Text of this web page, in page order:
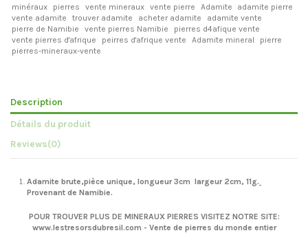
minéraux pierres vente mineraux vente pierre Adamite
adamite pierre
vente adamite
trouver adamite acheter adamite
adamite vente
pierre de Namibie
vente pierres Namibie
pierres d4afique vente
vente pierres d'afrique
peirres d'afrique vente Adamite mineral
pierre
pierres-mineraux-vente
Description
Détails du produit
Reviews(0)
Adamite brute,pièce unique, longueur 3cm largeur 2cm, 11g.
Provenant de Namibie.
POUR TROUVER PLUS DE MINERAUX PIERRES VISITEZ NOTRE SITE:
www.lestresorsdubresil.com - Vente de pierres du monde entier